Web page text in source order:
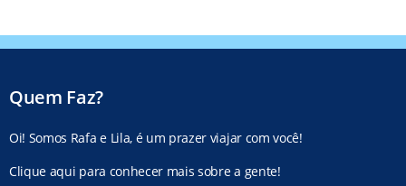
Quem Faz?
Oi! Somos Rafa e Lila, é um prazer viajar com você!
Clique aqui para conhecer mais sobre a gente!